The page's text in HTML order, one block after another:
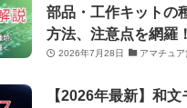
部品・工作キットの
方法、注意点を網羅！
2026年7月28日 アマチュ
【2026年最新】和